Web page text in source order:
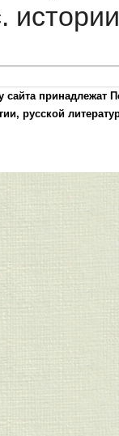
сайта принадлежат
русской